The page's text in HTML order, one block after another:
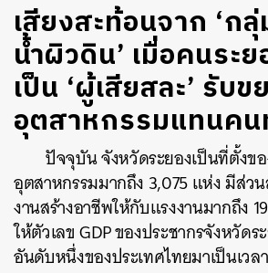
เสียงสะท้อนจาก ‘กลุ่
น้ำผิวดิน’ เมื่อคนระ
เป็น ‘ผู้เสียสละ’ รับข
อุตสาหกรรมแทนคน
ปัจจุบัน จังหวัดระยองเป็นที่ตั้งขอ
อุตสาหกรรมมากถึง 3,075 แห่ง มีส่ว
งานสร้างอาชีพให้กับแรงงานมากถึง
ให้ตัวเลข GDP ของประชากรจังหวัดร
อันดับหนึ่งของประเทศไทยมาเป็นเวล